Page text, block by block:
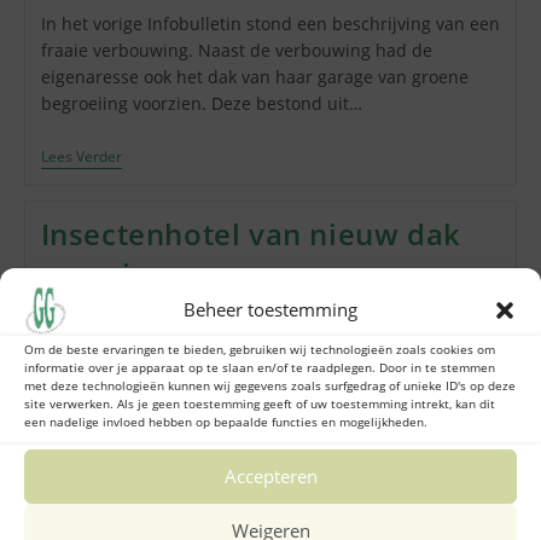
Beheer toestemming
Om de beste ervaringen te bieden, gebruiken wij technologieën zoals cookies om
informatie over je apparaat op te slaan en/of te raadplegen. Door in te stemmen
met deze technologieën kunnen wij gegevens zoals surfgedrag of unieke ID's op deze
site verwerken. Als je geen toestemming geeft of uw toestemming intrekt, kan dit
een nadelige invloed hebben op bepaalde functies en mogelijkheden.
Accepteren
Weigeren
op:
In het vorige Infobulletin stond een beschrijving van een
fraaie verbouwing. Naast de verbouwing had de
eigenaresse ook het dak van haar garage van groene
begroeiing voorzien. Deze bestond uit…
Lees VerderEen
Sedumdak,
Jou
Huis?
Insectenhotel van nieuw dak
voorzien
Bericht
gepubliceerd
op:
28 september 2024
Elke derde zaterdag van de maand wordt er door een
groep vrijwilligers uit o.a. Geerdinkhof gewerkt aan het
onderhoud van de Bijlmerweide. Ze hooien gemaaide
veldjes, onderhouden de amfibiepoelen, maken…
Lees VerderInsectenhotel